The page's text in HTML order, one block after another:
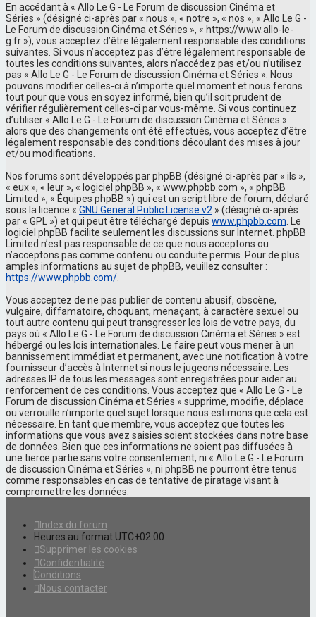
En accédant à « Allo Le G - Le Forum de discussion Cinéma et
Séries » (désigné ci-après par « nous », « notre », « nos », « Allo Le G -
Le Forum de discussion Cinéma et Séries », « https://www.allo-le-
g.fr »), vous acceptez d’être légalement responsable des conditions
suivantes. Si vous n’acceptez pas d’être légalement responsable de
toutes les conditions suivantes, alors n’accédez pas et/ou n’utilisez
pas « Allo Le G - Le Forum de discussion Cinéma et Séries ». Nous
pouvons modifier celles-ci à n’importe quel moment et nous ferons
tout pour que vous en soyez informé, bien qu’il soit prudent de
vérifier régulièrement celles-ci par vous-même. Si vous continuez
d’utiliser « Allo Le G - Le Forum de discussion Cinéma et Séries »
alors que des changements ont été effectués, vous acceptez d’être
légalement responsable des conditions découlant des mises à jour
et/ou modifications.
Nos forums sont développés par phpBB (désigné ci-après par « ils »,
« eux », « leur », « logiciel phpBB », « www.phpbb.com », « phpBB
Limited », « Équipes phpBB ») qui est un script libre de forum, déclaré
sous la licence « GNU General Public License v2 » (désigné ci-après
par « GPL ») et qui peut être téléchargé depuis www.phpbb.com . Le
logiciel phpBB facilite seulement les discussions sur Internet. phpBB
Limited n’est pas responsable de ce que nous acceptons ou
n’acceptons pas comme contenu ou conduite permis. Pour de plus
amples informations au sujet de phpBB, veuillez consulter :
https://www.phpbb.com/
Vous acceptez de ne pas publier de contenu abusif, obscène,
vulgaire, diffamatoire, choquant, menaçant, à caractère sexuel ou
tout autre contenu qui peut transgresser les lois de votre pays, du
pays où « Allo Le G - Le Forum de discussion Cinéma et Séries » est
hébergé ou les lois internationales. Le faire peut vous mener à un
bannissement immédiat et permanent, avec une notification à votre
fournisseur d’accès à Internet si nous le jugeons nécessaire. Les
adresses IP de tous les messages sont enregistrées pour aider au
renforcement de ces conditions. Vous acceptez que « Allo Le G - Le
Forum de discussion Cinéma et Séries » supprime, modifie, déplace
ou verrouille n’importe quel sujet lorsque nous estimons que cela est
nécessaire. En tant que membre, vous acceptez que toutes les
informations que vous avez saisies soient stockées dans notre base
de données. Bien que ces informations ne soient pas diffusées à
une tierce partie sans votre consentement, ni « Allo Le G - Le Forum
de discussion Cinéma et Séries », ni phpBB ne pourront être tenus
comme responsables en cas de tentative de piratage visant à
compromettre les données.
Index du forum
Heures au format UTC+02:00
Supprimer les cookies
Confidentialité
Conditions
Nous contacter